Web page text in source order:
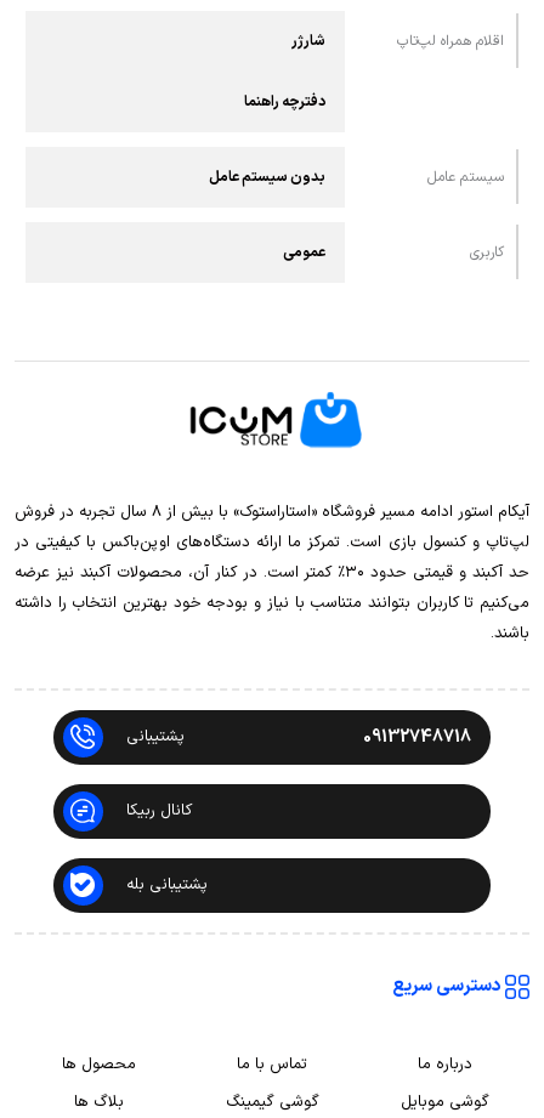
اقلام همراه لپ‌تاپ شارژر
دفترچه راهنما
سیستم عامل بدون سیستم عامل
کاربری عمومی
آیکام استور ادامه مسیر فروشگاه «استاراستوک» با بیش از ۸ سال تجربه در فروش
لپ‌تاپ و کنسول بازی است. تمرکز ما ارائه دستگاه‌های اوپن‌باکس با کیفیتی در
حد آکبند و قیمتی حدود ۳۰٪ کمتر است. در کنار آن، محصولات آکبند نیز عرضه
می‌کنیم تا کاربران بتوانند متناسب با نیاز و بودجه خود بهترین انتخاب را داشته
باشند.
09132748718 پشتیبانی
کانال ربیکا
پشتیبانی بله
دسترسی سریع
درباره ما تماس با ما
محصول ها
گوشی موبایل
گوشی گیمینگ بلاگ ها